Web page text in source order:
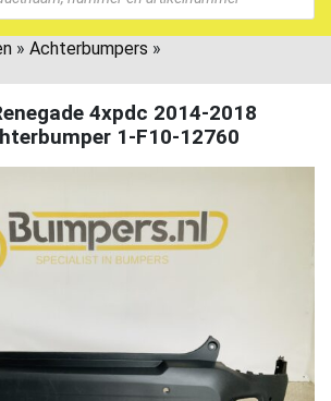
» Achterbumpers »
4xpdc 2014-2018
1-F10-12760